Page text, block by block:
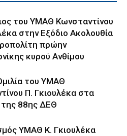
του ΥΜΑΘ Κωνσταντίνου
στην Εξόδιο Ακολουθία
πρώην
κυρού Ανθίμου
του ΥΜΑΘ
Π. Γκιουλέκα στα
της 88ης ΔΕΘ
ΥΜΑΘ Κ. Γκιουλέκα